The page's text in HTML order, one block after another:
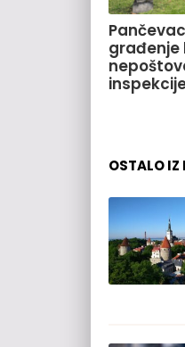
građenje
OSTALO IZ